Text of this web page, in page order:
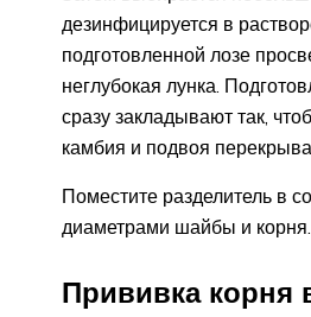
дезинфицируется в
подготовленной лозе
неглубокая лунка.
сразу закладывают так,
камбия и подвоя
Поместите разделитель в
диаметрами шайбы и корня.
Прививка корня